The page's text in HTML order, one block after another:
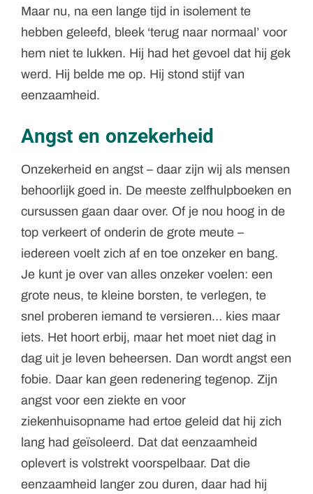
Maar nu, na een lange tijd in isolement te
hebben geleefd, bleek ‘terug naar normaal’ voor
hem niet te lukken. Hij had het gevoel dat hij gek
werd. Hij belde me op. Hij stond stijf van
eenzaamheid.
Angst en onzekerheid
Onzekerheid en angst – daar zijn wij als mensen
behoorlijk goed in. De meeste zelfhulpboeken en
cursussen gaan daar over. Of je nou hoog in de
top verkeert of onderin de grote meute –
iedereen voelt zich af en toe onzeker en bang.
Je kunt je over van alles onzeker voelen: een
grote neus, te kleine borsten, te verlegen, te
snel proberen iemand te versieren… kies maar
iets. Het hoort erbij, maar het moet niet dag in
dag uit je leven beheersen. Dan wordt angst een
fobie. Daar kan geen redenering tegenop. Zijn
angst voor een ziekte en voor
ziekenhuisopname had ertoe geleid dat hij zich
lang had geïsoleerd. Dat dat eenzaamheid
oplevert is volstrekt voorspelbaar. Dat die
eenzaamheid langer zou duren, daar had hij